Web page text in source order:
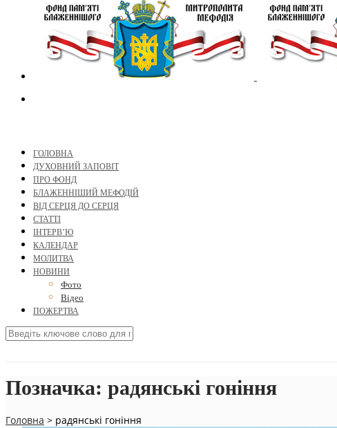
ГОЛОВНА
ДУХОВНИЙ ЗАПОВІТ
ПРО ФОНД
БЛАЖЕННІШИЙ МЕФОДІЙ
ВІД СЕРЦЯ ДО СЕРЦЯ
СТАТТІ
ІНТЕРВ’Ю
КАЛЕНДАР
МОЛИТВА
НОВИНИ
Фото
Відео
ПОЖЕРТВА
Позначка: радянські гоніння
Головна > радянські гоніння